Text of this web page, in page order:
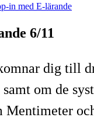
in med E-lärande
6/11
dig till
om de
Mentimeter